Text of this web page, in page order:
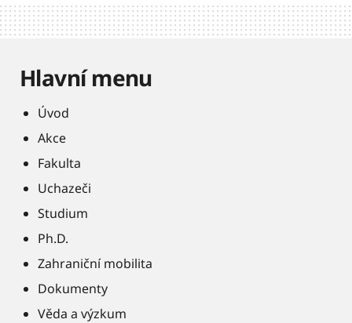
Hlavní menu
Úvod
Akce
Fakulta
Uchazeči
Studium
Ph.D.
Zahraniční mobilita
Dokumenty
Věda a výzkum